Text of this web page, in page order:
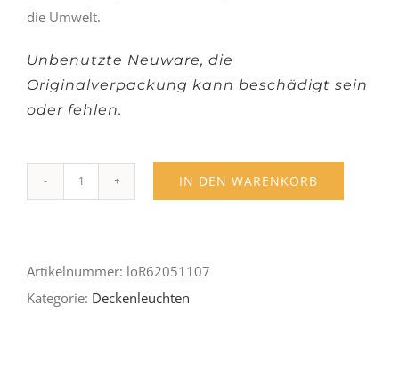
die Umwelt.
Unbenutzte Neuware, die
Originalverpackung kann beschädigt sein
oder fehlen.
IN DEN WARENKORB
Artikelnummer: loR62051107
Kategorie: Deckenleuchten